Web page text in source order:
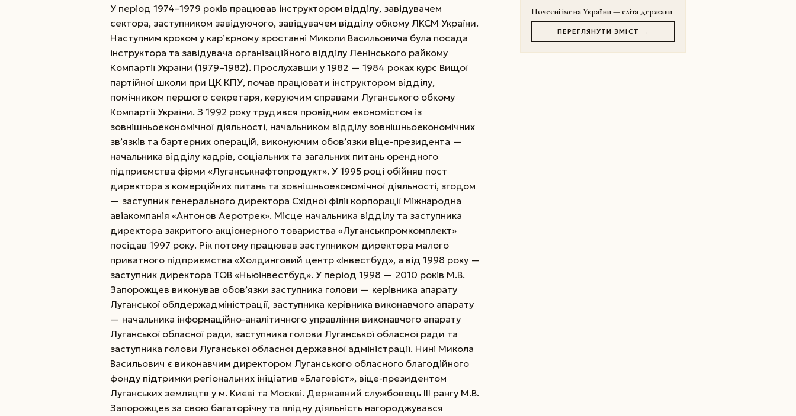
У період 1974–1979 років працював інструктором відділу, завідувачем
сектора, заступником завідуючого, завідувачем відділу обкому ЛКСМ України.
Наступним кроком у кар’єрному зростанні Миколи Васильовича була посада
інструктора та завідувача організаційного відділу Ленінського райкому
Компартії України (1979–1982). Прослухавши у 1982 — 1984 роках курс Вищої
партійної школи при ЦК КПУ, почав працювати інструктором відділу,
помічником першого секретаря, керуючим справами Луганського обкому
Компартії України. З 1992 року трудився провідним економістом із
зовнішньоекономічної діяльності, начальником відділу зовнішньоекономічних
зв’язків та бартерних операцій, виконуючим обов’язки віце-президента —
начальника відділу кадрів, соціальних та загальних питань орендного
підприємства фірми «Луганськнафтопродукт». У 1995 році обійняв пост
директора з комерційних питань та зовнішньоекономічної діяльності, згодом
— заступник генерального директора Східної філії корпорації Міжнародна
авіакомпанія «Антонов Аеротрек». Місце начальника відділу та заступника
директора закритого акціонерного товариства «Луганськпромкомплект»
посідав 1997 року. Рік потому працював заступником директора малого
приватного підприємства «Холдинговий центр «Інвестбуд», а від 1998 року —
заступник директора ТОВ «Ньюінвестбуд». У період 1998 — 2010 років М.В.
Запорожцев виконував обов’язки заступника голови — керівника апарату
Луганської облдержадміністрації, заступника керівника виконавчого апарату
— начальника інформаційно-аналітичного управління виконавчого апарату
Луганської обласної ради, заступника голови Луганської обласної ради та
заступника голови Луганської обласної державної адміністрації. Нині Микола
Васильович є виконавчим директором Луганського обласного благодійного
фонду підтримки регіональних ініціатив «Благовіст», віце-президентом
Луганських земляцтв у м. Києві та Москві. Державний службовець ІІІ рангу М.В.
Запорожцев за свою багаторічну та плідну діяльність нагороджувався
Почесні імена України — еліта держави
ПЕРЕГЛЯНУТИ ЗМІСТ →